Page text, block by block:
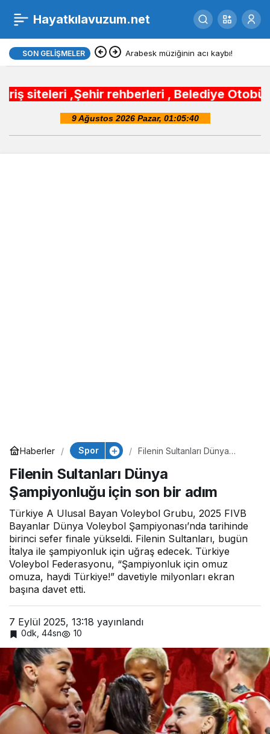
Hayatkılavuzum.net
SON GELIŞMELER Arabesk müziğinin acı kaybı!
siteleri ,Şehir rehberleri , Belediye
Haberler Spor
Filenin Sultanları Dünya
adım
Filenin Sultanları Dünya
Şampiyonluğu için son bir adım
Türkiye A Ulusal Bayan Voleybol Grubu, 2025 FIVB
Bayanlar Dünya Voleybol Şampiyonası’nda tarihinde
birinci sefer finale yükseldi. Filenin Sultanları, bugün
İtalya ile şampiyonluk için uğraş edecek. Türkiye
Voleybol Federasyonu, “Şampiyonluk için omuz
omuza, haydi Türkiye!” davetiyle milyonları ekran
başına davet etti.
7 Eylül 2025, 13:18 yayınlandı
0dk, 44sn 10
Filenin Sultanları Dünya
Şampiyonluğu için son
0 Paylaş